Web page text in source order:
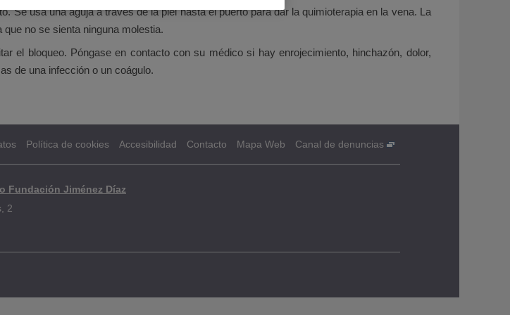
Se usa una aguja a través de la piel hasta el puerto para dar la quimioterapia en la vena. La
no se sienta ninguna molestia.
el bloqueo. Póngase en contacto con su médico si hay enrojecimiento, hinchazón, dolor,
de una infección o un coágulo.
Política de cookies Accesibilidad Contacto Mapa Web Canal de denuncias
Fundación Jiménez Díaz
2